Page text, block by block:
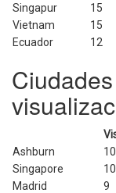
Singapur
15
Vietnam
15
Ecuador
12
Ashburn
10
Singapore
10
Madrid
9